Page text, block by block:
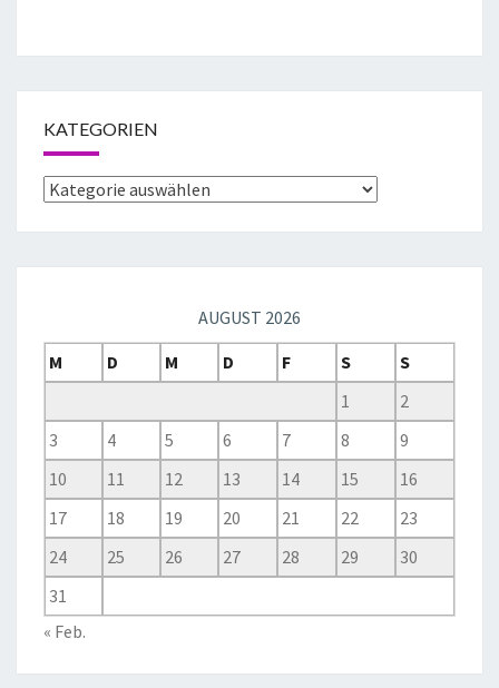
KATEGORIEN
AUGUST 2026
M
D M D F S
S
1
2
3
4 5 6 7 8
9
10
11 12 13 14 15
16
17
18 19 20 21 22
23
24
25 26 27 28 29
30
31
« Feb.